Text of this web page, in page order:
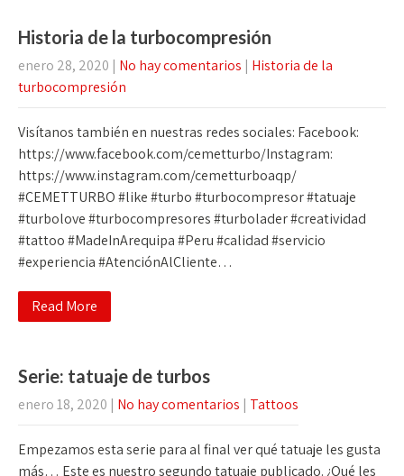
Historia de la turbocompresión
enero 28, 2020 | No hay comentarios | Historia de la
turbocompresión
Visítanos también en nuestras redes sociales: Facebook:
https://www.facebook.com/cemetturbo/Instagram:
https://www.instagram.com/cemetturboaqp/
#CEMETTURBO #like #turbo #turbocompresor #tatuaje
#turbolove #turbocompresores #turbolader #creatividad
#tattoo #MadeInArequipa #Peru #calidad #servicio
#experiencia #AtenciónAlCliente…
Read More
Serie: tatuaje de turbos
enero 18, 2020 | No hay comentarios | Tattoos
Empezamos esta serie para al final ver qué tatuaje les gusta
más… Este es nuestro segundo tatuaje publicado. ¿Qué les